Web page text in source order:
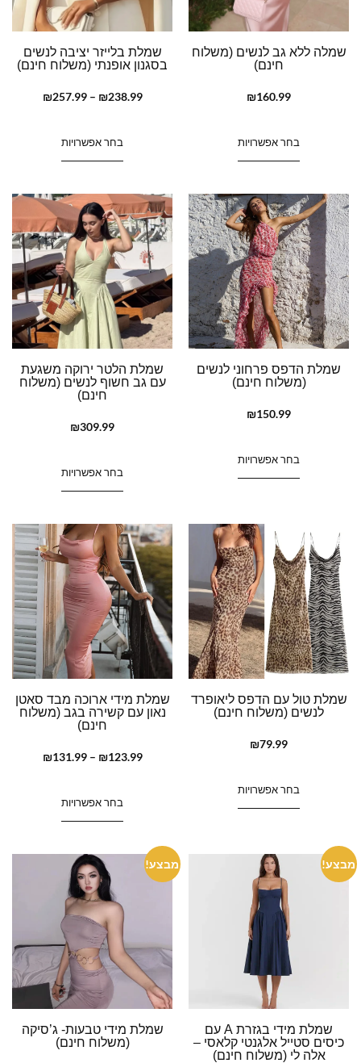
שמלה ללא גב לנשים (משלוח
חינם)
₪160.99
בחר אפשרויות
שמלת בלייזר יציבה לנשים
בסגנון אופנתי (משלוח חינם)
₪238.99
–
₪257.99
בחר אפשרויות
שמלת הדפס פרחוני לנשים
(משלוח חינם)
₪150.99
בחר אפשרויות
שמלת הלטר ירוקה משגעת
עם גב חשוף לנשים (משלוח
חינם)
₪309.99
בחר אפשרויות
שמלת טול עם הדפס ליאופרד
לנשים (משלוח חינם)
₪79.99
בחר אפשרויות
שמלת מידי ארוכה מבד סאטן
נאון עם קשירה בגב (משלוח
חינם)
₪123.99
–
₪131.99
בחר אפשרויות
מבצע!
שמלת מידי בגזרת A עם
כיסים סטייל אלגנטי קלאסי –
אלה לי (משלוח חינם)
מבצע!
שמלת מידי טבעות- ג’סיקה
(משלוח חינם)